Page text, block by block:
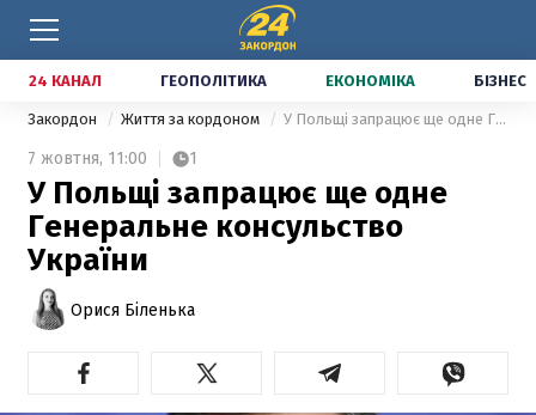
24 КАНАЛ ГЕОПОЛІТИКА ЕКОНОМІКА БІЗНЕС
Закордон Життя за кордоном У Польщі запрацює ще одне Генеральне консульство України
7 жовтня, 11:00 1
У Польщі запрацює ще одне
Генеральне консульство
України
Орися Біленька